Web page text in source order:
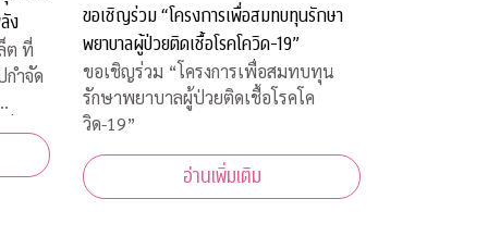
ง
ต ที่
ำจัด
ง
ขอเชิญร่วม “โครงการเพื่อสมทบทุนรักษา
พยาบาลผู้ป่วยติดเชื้อโรคโควิด-19”
ขอเชิญร่วม “โครงการเพื่อสมทบทุน
รักษาพยาบาลผู้ป่วยติดเชื้อโรคโค
วิด-19”
อ่านเพิ่มเติม